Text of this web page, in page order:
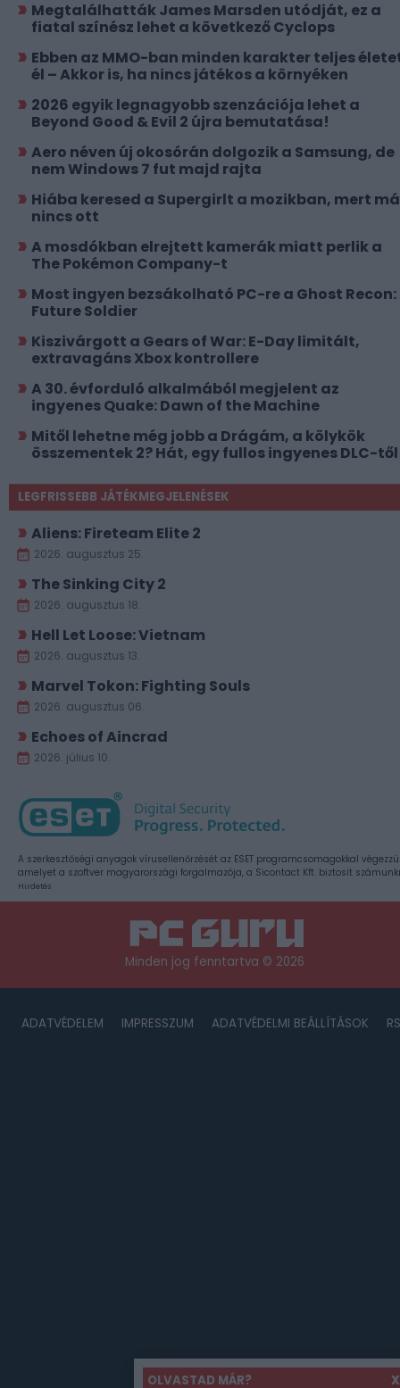
OLVASTAD MÁR? X
Megtalálhatták James Marsden utódját, ez a
fiatal színész lehet a következő Cyclops
Ebben az MMO-ban minden karakter teljes
él – Akkor is, ha nincs játékos a környéken
2026 egyik legnagyobb szenzációja lehet a
Beyond Good & Evil 2 újra bemutatása!
Aero néven új okosórán dolgozik a Samsung, de
nem Windows 7 fut majd rajta
Hiába keresed a Supergirlt a mozikban, mert
nincs ott
A mosdókban elrejtett kamerák miatt perlik a
The Pokémon Company-t
Most ingyen bezsákolható PC-re a Ghost Recon:
Future Soldier
Kiszivárgott a Gears of War: E-Day limitált,
extravagáns Xbox kontrollere
A 30. évforduló alkalmából megjelent az
ingyenes Quake: Dawn of the Machine
Mitől lehetne még jobb a Drágám, a kölykök
összementek 2? Hát, egy fullos ingyenes DLC-
LEGFRISSEBB JÁTÉKMEGJELENÉSEK
Aliens: Fireteam Elite 2
2026. augusztus 25.
The Sinking City 2
2026. augusztus 18.
Hell Let Loose: Vietnam
2026. augusztus 13.
Marvel Tokon: Fighting Souls
2026. augusztus 06.
Echoes of Aincrad
2026. július 10.
A szerkesztőségi anyagok vírusellenőrzését az ESET programcsomagokkal
amelyet a szoftver magyarországi forgalmazója, a Sicontact Kft. biztosít
Hirdetés
Minden jog fenntartva © 2026
ADATVÉDELEM IMPRESSZUM ADATVÉDELMI BEÁLLÍTÁSOK